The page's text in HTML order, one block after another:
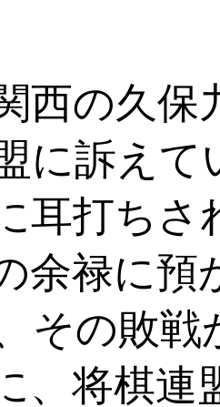
西の久保
に訴え
耳打ち
余禄に
その敗
、将棋